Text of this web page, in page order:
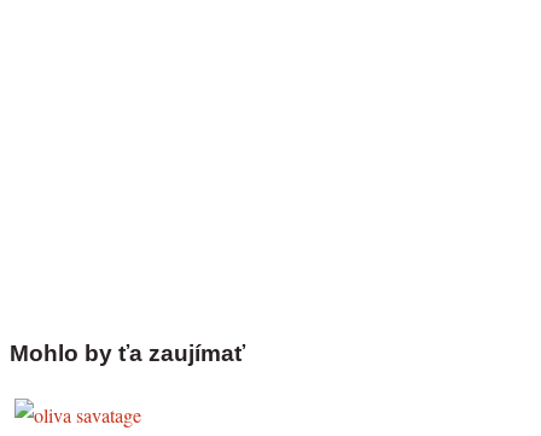
Mohlo by ťa zaujímať